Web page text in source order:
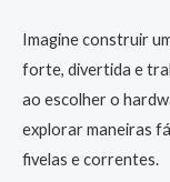
Imagine construir
forte, divertida e
ao escolher o
explorar maneiras
fivelas e correntes.